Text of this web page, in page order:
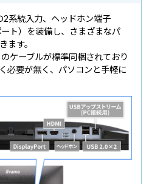
系統入力、ヘッドホン端子
ト）を装備し、さまざまなパ
ます。
ケーブルが標準同梱されており
必要が無く、パソコンと手軽に